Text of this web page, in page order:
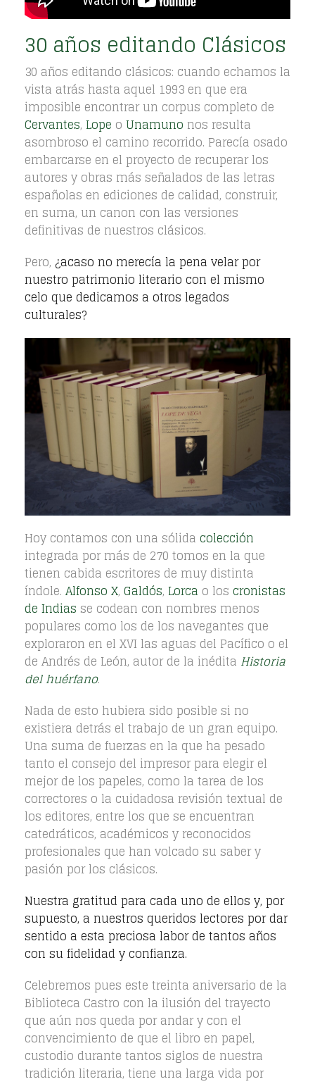
30 años editando Clásicos
30 años editando clásicos: cuando echamos la
vista atrás hasta aquel 1993 en que era
imposible encontrar un corpus completo de
Cervantes, Lope o Unamuno nos resulta
asombroso el camino recorrido. Parecía osado
embarcarse en el proyecto de recuperar los
autores y obras más señalados de las letras
españolas en ediciones de calidad, construir,
en suma, un canon con las versiones
definitivas de nuestros clásicos.
Pero, ¿acaso no merecía la pena velar por
nuestro patrimonio literario con el mismo
celo que dedicamos a otros legados
culturales?
Hoy contamos con una sólida colección
integrada por más de 270 tomos en la que
tienen cabida escritores de muy distinta
índole. Alfonso X, Galdós, Lorca o los cronistas
de Indias se codean con nombres menos
populares como los de los navegantes que
exploraron en el XVI las aguas del Pacífico o el
de Andrés de León, autor de la inédita Historia
del huérfano.
Nada de esto hubiera sido posible si no
existiera detrás el trabajo de un gran equipo.
Una suma de fuerzas en la que ha pesado
tanto el consejo del impresor para elegir el
mejor de los papeles, como la tarea de los
correctores o la cuidadosa revisión textual de
los editores, entre los que se encuentran
catedráticos, académicos y reconocidos
profesionales que han volcado su saber y
pasión por los clásicos.
Nuestra gratitud para cada uno de ellos y, por
supuesto, a nuestros queridos lectores por dar
sentido a esta preciosa labor de tantos años
con su fidelidad y confianza.
Celebremos pues este treinta aniversario de la
Biblioteca Castro con la ilusión del trayecto
que aún nos queda por andar y con el
convencimiento de que el libro en papel,
custodio durante tantos siglos de nuestra
tradición literaria, tiene una larga vida por